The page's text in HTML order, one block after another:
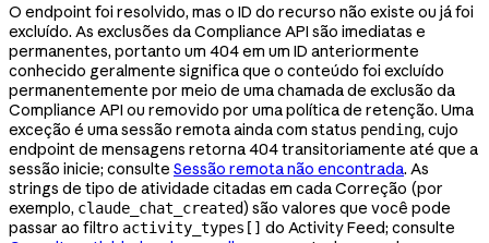
O endpoint foi resolvido, mas o ID do recurso não existe ou já foi
excluído. As exclusões da Compliance API são imediatas e
permanentes, portanto um 404 em um ID anteriormente
conhecido geralmente significa que o conteúdo foi excluído
permanentemente por meio de uma chamada de exclusão da
Compliance API ou removido por uma política de retenção. Uma
exceção é uma sessão remota ainda com status pending, cujo
endpoint de mensagens retorna 404 transitoriamente até que a
sessão inicie; consulte Sessão remota não encontrada. As
strings de tipo de atividade citadas em cada Correção (por
exemplo, claude_chat_created) são valores que você pode
passar ao filtro activity_types[] do Activity Feed; consulte